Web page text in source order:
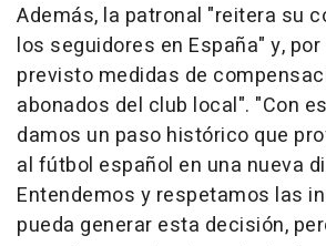
Además, la patronal "reitera su
los seguidores en España" y,
previsto medidas de
abonados del club local". "Con
damos un paso histórico que
al fútbol español en una nueva
Entendemos y respetamos las
pueda generar esta decisión,